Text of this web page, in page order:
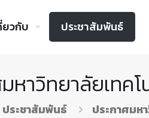
ยวกับ ประชาสัมพันธ์
หาวิทยาลัยเท
ประชาสัมพันธ์ ประกาศมห